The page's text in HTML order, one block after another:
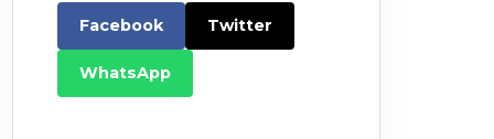
Facebook Twitter
WhatsApp